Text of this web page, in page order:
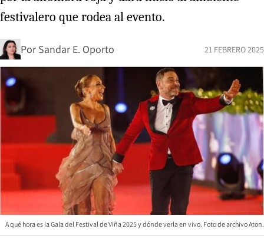
festivalero que rodea al evento.
Por Sandar E. Oporto 21 FEBRERO 2025
A qué hora es la Gala del Festival de Viña 2025 y dónde verla en vivo. Foto de archivo Aton.